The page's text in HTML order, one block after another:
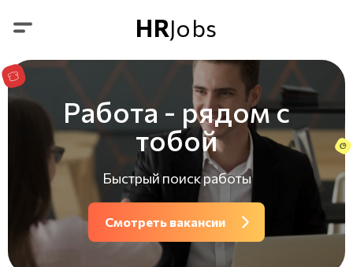
HRJobs
Работа - рядом с
тобой
Быстрый поиск работы
Смотреть вакансии